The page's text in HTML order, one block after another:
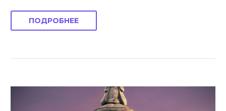
ПОДРОБНЕЕ